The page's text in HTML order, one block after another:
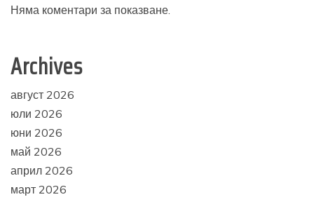
Няма коментари за показване.
Archives
август 2026
юли 2026
юни 2026
май 2026
април 2026
март 2026